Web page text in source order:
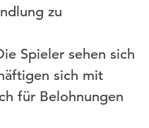
zu
Spieler sehen sich
sich mit
für Belohnungen